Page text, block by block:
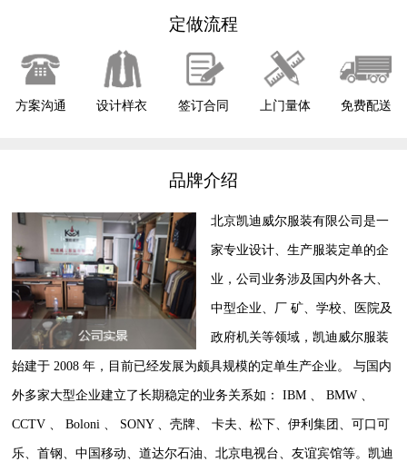
定做流程
方案沟通 设计样衣 签订合同 上门量体 免费配送
品牌介绍
北京凯迪威尔服装有限公司是一
家专业设计、生产服装定单的企
业，公司业务涉及国内外各大、
中型企业、厂 矿、学校、医院及
政府机关等领域，凯迪威尔服装
始建于 2008 年，目前已经发展为颇具规模的定单生产企业。 与国内
外多家大型企业建立了长期稳定的业务关系如： IBM 、 BMW 、
CCTV 、 Boloni 、 SONY 、壳牌、 卡夫、松下、伊利集团、可口可
乐、首钢、中国移动、道达尔石油、北京电视台、友谊宾馆等。凯迪